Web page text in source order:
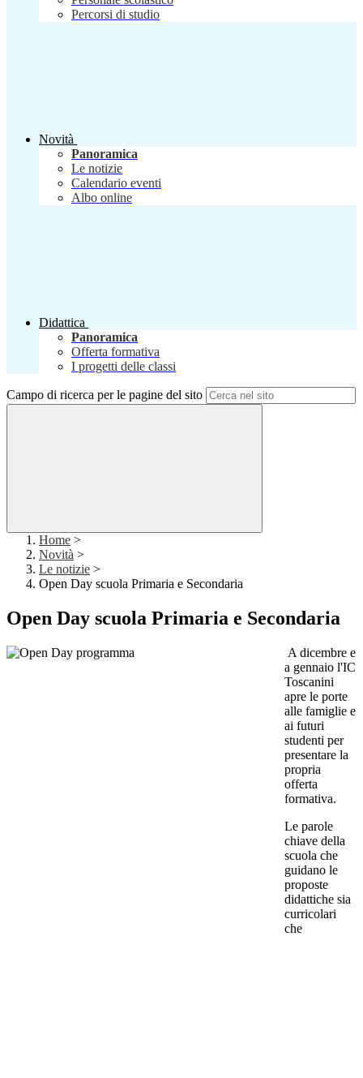
Percorsi di studio
Novità
Panoramica
Le notizie
Calendario eventi
Albo online
Didattica
Panoramica
Offerta formativa
I progetti delle classi
Campo di ricerca per le pagine del sito
Home >
Novità >
Le notizie >
Open Day scuola Primaria e Secondaria
Open Day scuola Primaria e Secondaria
A dicembre e
a gennaio l'IC
Toscanini
apre le porte
alle famiglie e
ai futuri
studenti per
presentare la
propria
offerta
formativa.
Le parole
chiave della
scuola che
guidano le
proposte
didattiche sia
curricolari
che